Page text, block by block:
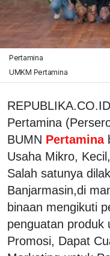
Pertamina
UMKM Pertamina
Pertamina
BUMN Pertamina
Usaha Mikro,
Salah satunya
Banjarmasin,di
binaan mengikuti
penguatan produk
Promosi, Dapat